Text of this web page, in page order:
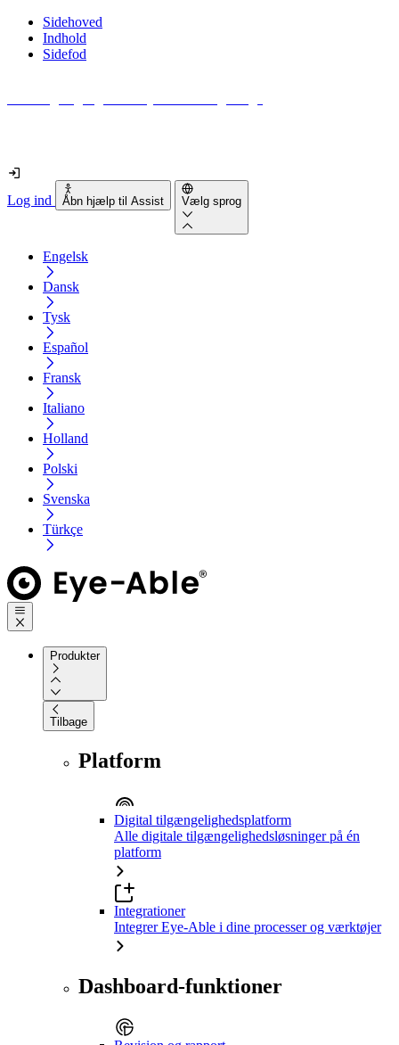
Sidehoved
Indhold
Sidefod
Log ind Åbn hjælp til Assist Vælg sprog
Engelsk
Dansk
Tysk
Español
Fransk
Italiano
Holland
Polski
Svenska
Türkçe
Produkter
Tilbage
Platform
Digital tilgængelighedsplatform
Alle digitale tilgængelighedsløsninger på én
platform
Integrationer
Integrer Eye-Able i dine processer og værktøjer
Dashboard-funktioner